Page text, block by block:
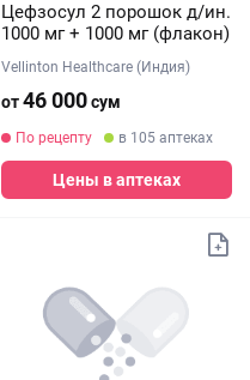
Цефзосул 2 порошок д/ин.
1000 мг + 1000 мг (флакон)
Vellinton Healthcare (Индия)
от46 000сум
По рецепту в 105 аптеках
Цены в аптеках